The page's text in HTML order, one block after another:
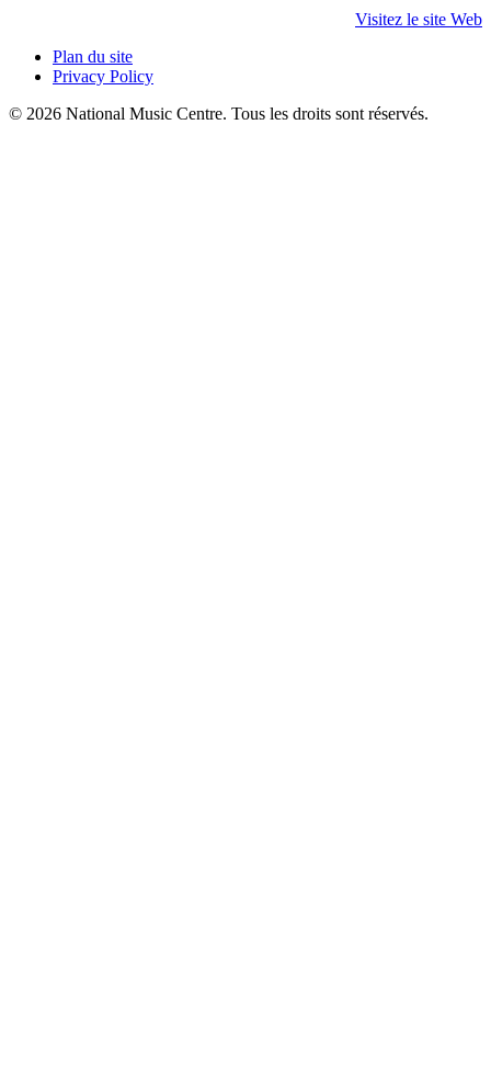
Visitez le site Web
Plan du site
Privacy Policy
© 2026 National Music Centre. Tous les droits sont réservés.